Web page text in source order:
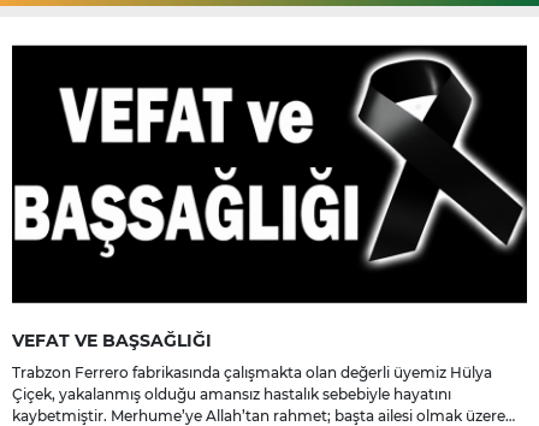
VEFAT VE BAŞSAĞLIĞI
Trabzon Ferrero fabrikasında çalışmakta olan değerli üyemiz Hülya
Çiçek, yakalanmış olduğu amansız hastalık sebebiyle hayatını
kaybetmiştir. Merhume’ye Allah’tan rahmet; başta ailesi olmak üzere